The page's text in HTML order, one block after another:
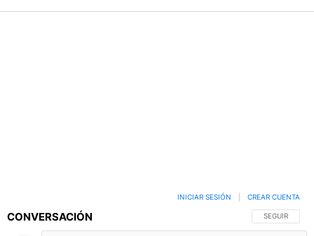
CONVERSACIÓN SIGA ESTA
SEGUIR
INICIAR SESIÓN CREAR CUENTA